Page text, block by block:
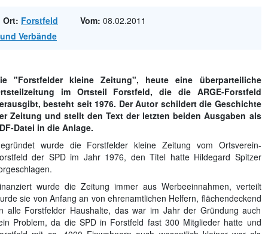
Ort: Forstfeld Vom: 08.02.2011
Verbände
"Forstfelder kleine Zeitung", heute eine überparteiliche
im Ortsteil Forstfeld, die die ARGE-Forstfeld
besteht seit 1976. Der Autor schildert die Geschichte
Zeitung und stellt den Text der letzten beiden Ausgaben als
Datei in die Anlage.
wurde die Forstfelder kleine Zeitung vom Ortsverein-
der SPD im Jahr 1976, den Titel hatte Hildegard Spitzer
wurde die Zeitung immer aus Werbeeinnahmen, verteilt
sie von Anfang an von ehrenamtlichen Helfern, flächendeckend
alle Forstfelder Haushalte, das war im Jahr der Gründung auch
Problem, da die SPD in Forstfeld fast 300 Mitglieder hatte und